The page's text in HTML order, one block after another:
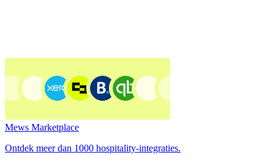
Mews Marketplace
Ontdek meer dan 1000 hospitality-integraties.